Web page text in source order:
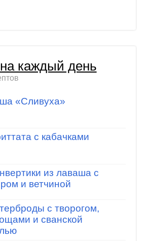
каждый день
«Сливуха»
с кабачками
из лаваша с
и ветчиной
с творогом,
и сванской